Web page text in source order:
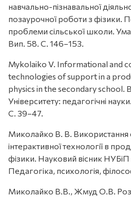
навчально-пізнавальної
позаурочної роботи з фізики.
проблеми сільської школи.
Вип. 58. С. 146–153.
Mykolaiko V. Informational and
technologies of support in a
physics in the secondary school.
Університету: педагогічні
С. 39–47.
Миколайко В. В. Використання
інтерактивної технології в
фізики. Науковий вісник НУБіП
Педагогіка, психологія,
Миколайко В.В., Жмуд О.В.